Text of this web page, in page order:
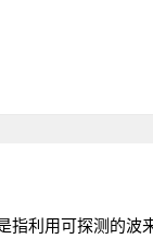
指利用可探测的波